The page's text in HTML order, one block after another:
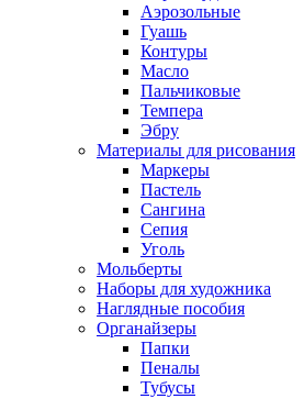
Аэрозольные
Гуашь
Контуры
Масло
Пальчиковые
Темпера
Эбру
Материалы для рисования
Маркеры
Пастель
Сангина
Сепия
Уголь
Мольберты
Наборы для художника
Наглядные пособия
Органайзеры
Папки
Пеналы
Тубусы